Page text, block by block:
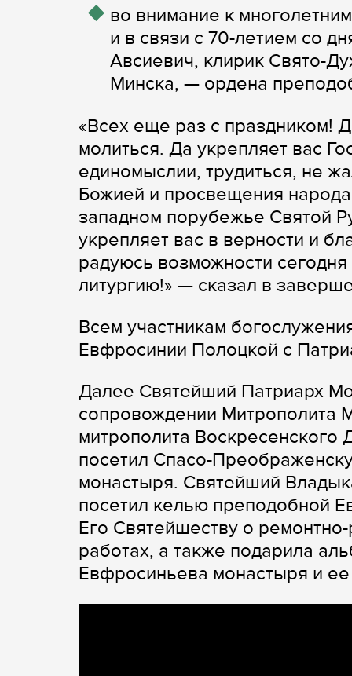
во внимание к
и в связи с 70-летием со
Авсиевич, клирик Свято-
Минска, — ордена
«Всех еще раз с праздником!
молиться. Да укрепляет вас
единомыслии, трудиться, не
Божией и просвещения
западном порубежье Святой
укрепляет вас в верности и
радуюсь возможности
литургию!» — сказал в
Всем участникам
Евфросинии Полоцкой с
Далее Святейший Патриарх
сопровождении Митрополита
митрополита Воскресенского
посетил Спасо-
монастыря. Святейший
посетил келью преподобной
Его Святейшеству о
работах, а также подарила
Евфросиньева монастыря и